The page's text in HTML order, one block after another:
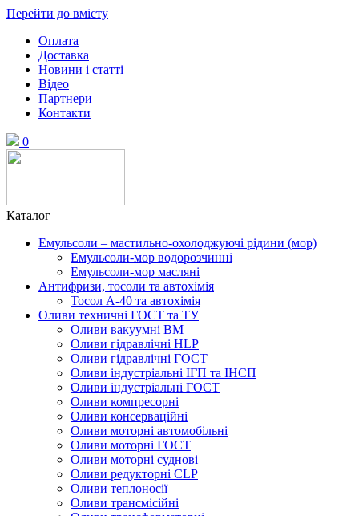
Перейти до вмісту
Оплата
Доставка
Новини і статті
Відео
Партнери
Контакти
0
Каталог
Емульсоли – мастильно-охолоджуючі рідини (мор)
Емульсоли-мор водорозчинні
Емульсоли-мор масляні
Антифризи, тосоли та автохімія
Тосол А-40 та автохімія
Оливи техничні ГОСТ та ТУ
Оливи вакуумні ВМ
Оливи гідравлічні HLP
Оливи гідравлічні ГОСТ
Оливи індустріальні ІГП та ІНСП
Оливи індустріальні ГОСТ
Оливи компресорні
Оливи консерваційні
Оливи моторні автомобільні
Оливи моторні ГОСТ
Оливи моторні суднові
Оливи редукторні CLP
Оливи теплоносії
Оливи трансмісійні